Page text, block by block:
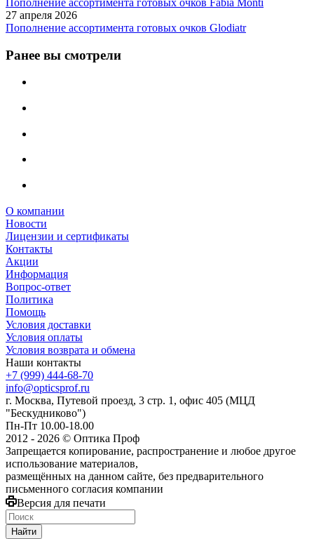
27 апреля 2026
Пополнение ассортимента готовых очков Glodiatr
Ранее вы смотрели
О компании
Новости
Лицензии и сертификаты
Контакты
Акции
Информация
Вопрос-ответ
Политика
Помощь
Условия доставки
Условия оплаты
Условия возврата и обмена
Наши контакты
+7 (999) 444-68-70
info@opticsprof.ru
г. Москва, Путевой проезд, 3 стр. 1, офис 405 (МЦД
"Бескудниково")
Пн-Пт 10.00-18.00
2012 - 2026 © Оптика Проф
Запрещается копирование, распространение и любое другое
использование материалов,
размещённых на данном сайте, без предварительного
письменного согласия компании
Версия для печати
Найти